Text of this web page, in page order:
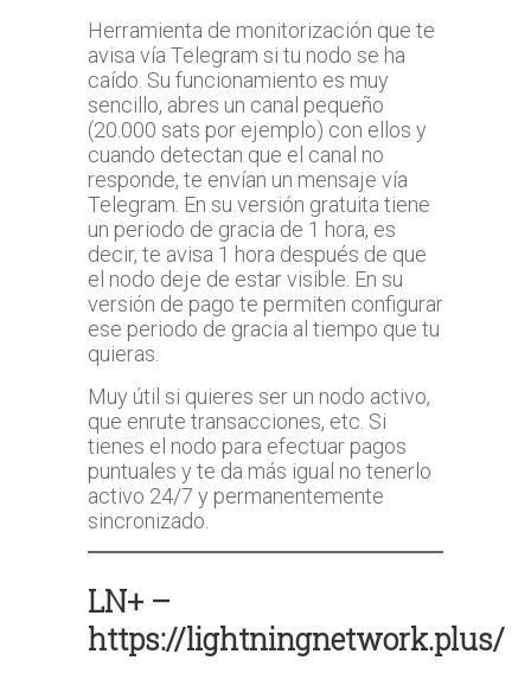
Herramienta de monitorización que te
avisa vía Telegram si tu nodo se ha
caído. Su funcionamiento es muy
sencillo, abres un canal pequeño
(20.000 sats por ejemplo) con ellos y
cuando detectan que el canal no
responde, te envían un mensaje vía
Telegram. En su versión gratuita tiene
un periodo de gracia de 1 hora, es
decir, te avisa 1 hora después de que
el nodo deje de estar visible. En su
versión de pago te permiten configurar
ese periodo de gracia al tiempo que tu
quieras.
Muy útil si quieres ser un nodo activo,
que enrute transacciones, etc. Si
tienes el nodo para efectuar pagos
puntuales y te da más igual no tenerlo
activo 24/7 y permanentemente
sincronizado.
LN+ –
https://lightningnetwork.plus/